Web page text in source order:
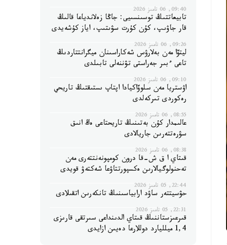
09:40, 06 تامىز 2026
تابيعاتتىڭ توسىنسىيى: جاڭا زەلاندياعا قالىڭ
قار جاۋىپ، كۇن كۇرت سۋىتىپ، اياز كۇشەيدى
09:26, 06 تامىز 2026
ليتۆا مەن بەلارۋس شەكاراسىنان ميگرانتتاردىڭ
تاعى ءبىر جەراستى تۋننەلى تابىلدى
09:10, 06 تامىز 2026
اۋستريا مەن سلوۆاكيادا اپتاپ ىستىقتىڭ تاريحي
رەكوردى تىركەلدى
08:55, 06 تامىز 2026
عالىمدار كۇن بەتىنىڭ تاريحتاعى ەڭ انىق
سۋرەتتەرىن جاريالادى
08:38, 06 تامىز 2026
قىتاي ا ق ش-قا درون كومپونەنتتەرى مەن
تەحنولوگيالارىن ەكسپورتتاۋعا شەكتەۋ قويدى
22:44, 05 تامىز 2026
حۋسيتتەر ساۋد ارابياسىنىڭ تانكەرىن اتقىلادى
22:31, 05 تامىز 2026
قىرعىزستاننىڭ قىتاي الدىنداعى سىرتقى قارىزى
1,4 ميلليارد دوللارعا دەيىن ازايدى